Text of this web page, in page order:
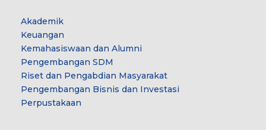
Akademik
Keuangan
Kemahasiswaan dan Alumni
Pengembangan SDM
Riset dan Pengabdian Masyarakat
Pengembangan Bisnis dan Investasi
Perpustakaan